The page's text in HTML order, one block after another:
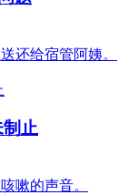
还给宿管阿姨。
止
嗽的声音。